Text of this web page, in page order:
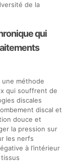
de la
qui
méthode
qui souffrent de
discales
discal et
douce et
la pression sur
les nerfs
à l’intérieur